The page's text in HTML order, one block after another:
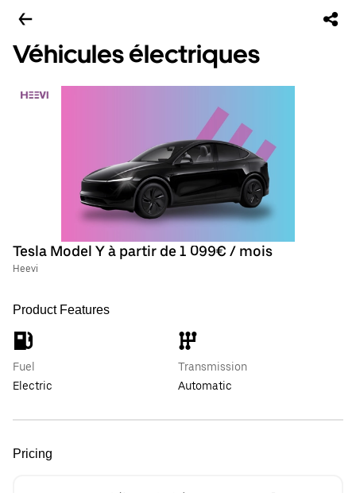
Véhicules électriques
Tesla Model Y à partir de 1 099€ / mois
Heevi
Product Features
Fuel
Electric
Transmission
Automatic
Pricing